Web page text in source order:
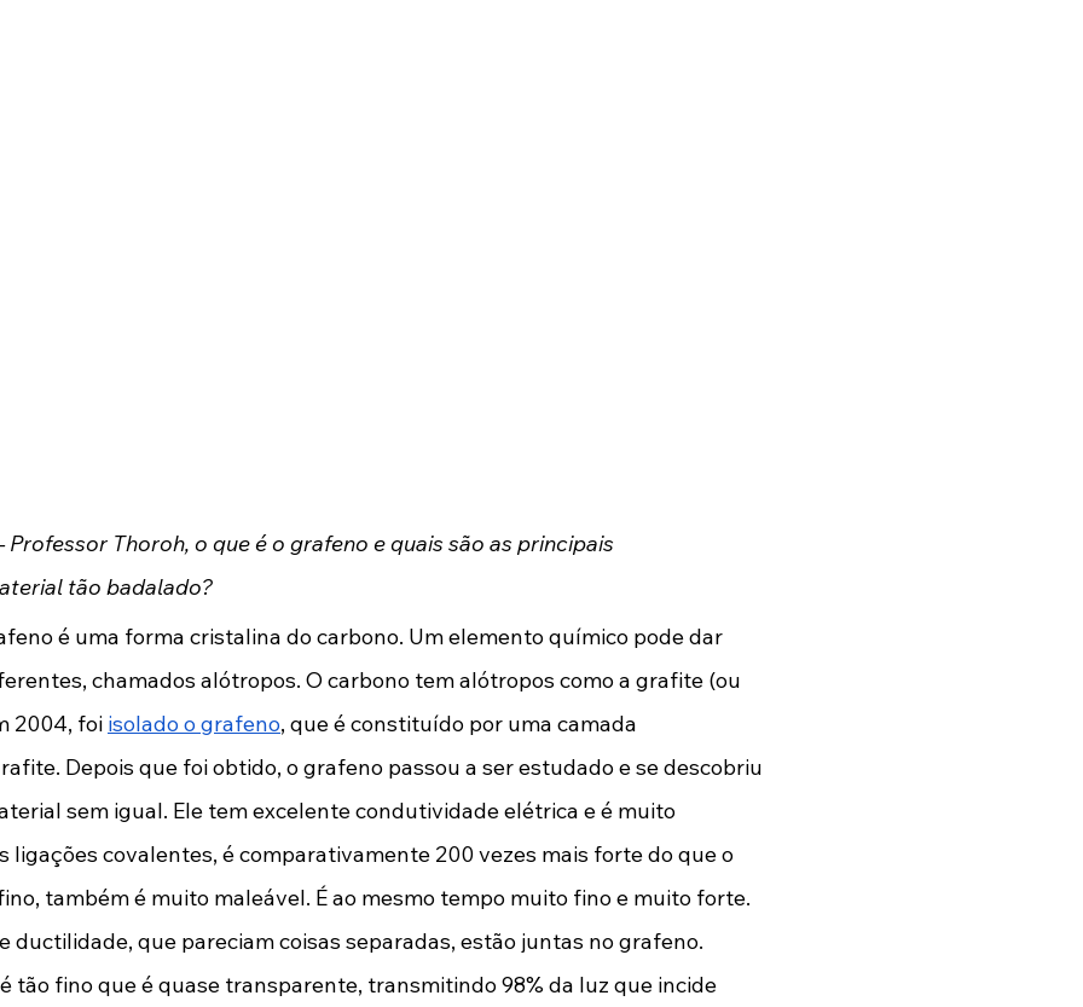
Professor Thoroh, o que é o grafeno e quais são as principais
tão badalado?
é uma forma cristalina do carbono. Um elemento químico pode dar
chamados alótropos. O carbono tem alótropos como a grafite (ou
2004, foi isolado o grafeno, que é constituído por uma camada
Depois que foi obtido, o grafeno passou a ser estudado e se descobriu
sem igual. Ele tem excelente condutividade elétrica e é muito
ligações covalentes, é comparativamente 200 vezes mais forte do que o
também é muito maleável. É ao mesmo tempo muito fino e muito forte.
ductilidade, que pareciam coisas separadas, estão juntas no grafeno.
tão fino que é quase transparente, transmitindo 98% da luz que incide